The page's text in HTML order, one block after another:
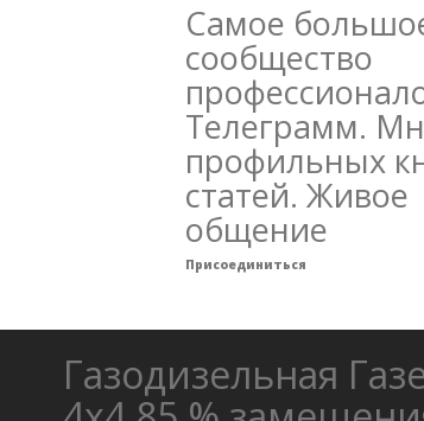
Самое
сообщество
Телеграмм.
профильных
статей. Живое
общение
Присоединиться
Газодизельная